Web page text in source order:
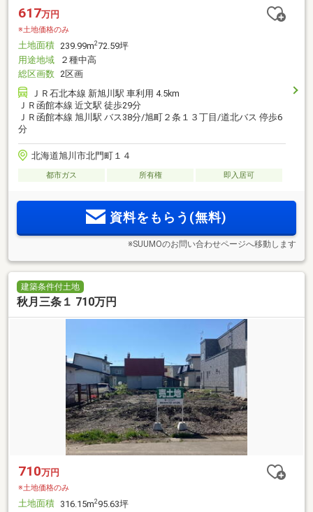
617万円
※土地価格のみ
土地面積 239.99m272.59坪
用途地域
２種中高
総区画数 2区画
ＪＲ石北本線 新旭川駅 車利用 4.5km
ＪＲ函館本線 近文駅 徒歩29分
ＪＲ函館本線 旭川駅 バス38分/旭町２条１３丁目/道北バス 停歩6
分
北海道旭川市北門町１４
都市ガス 所有権 即入居可
資料をもらう(無料)
※SUUMOのお問い合わせページへ移動します
建築条件付土地
秋月三条１ 710万円
710万円
※土地価格のみ
土地面積 316.15m295.63坪